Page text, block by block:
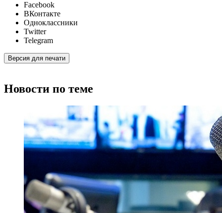
Facebook
ВКонтакте
Одноклассники
Twitter
Telegram
Версия для печати
Новости по теме